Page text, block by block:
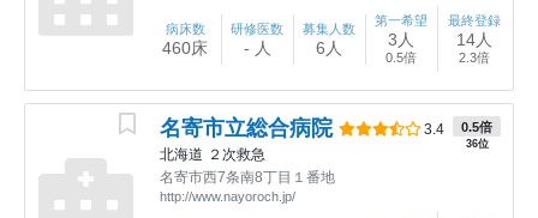
病床数
460床
研修医数
- 人
募集人数
6人
第一希望
3人
0.5倍
最終登録
14人
2.3倍
名寄市立総合病院 3.4 0.5倍
36位
北海道 ２次救急
名寄市西7条南8丁目１番地
http://www.nayoroch.jp/